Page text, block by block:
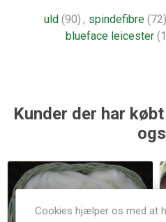
uld (90) , spindefibre (72)
blueface leicester
Kunder der har
Cookies hjælper os med at